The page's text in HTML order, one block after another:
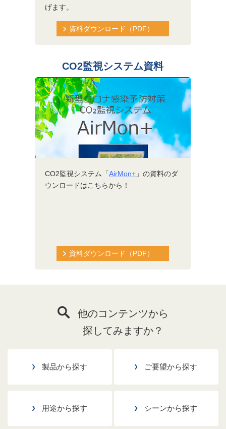
げます。
資料ダウンロード（PDF）
CO2監視システム資料
CO2監視システム「AirMon+」の資料のダ
ウンロードはこちらから！
資料ダウンロード（PDF）
他のコンテンツから
探してみますか？
製品から探す ご要望から探す
用途から探す シーンから探す